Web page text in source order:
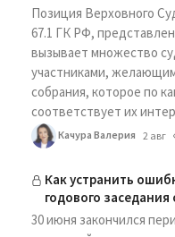
Позиция Верховного
67.1 ГК РФ,
вызывает множество
участниками,
собрания, которое по
соответствует их
Качура Валерия 2 авг
Как устранить
годового
30 июня закончился